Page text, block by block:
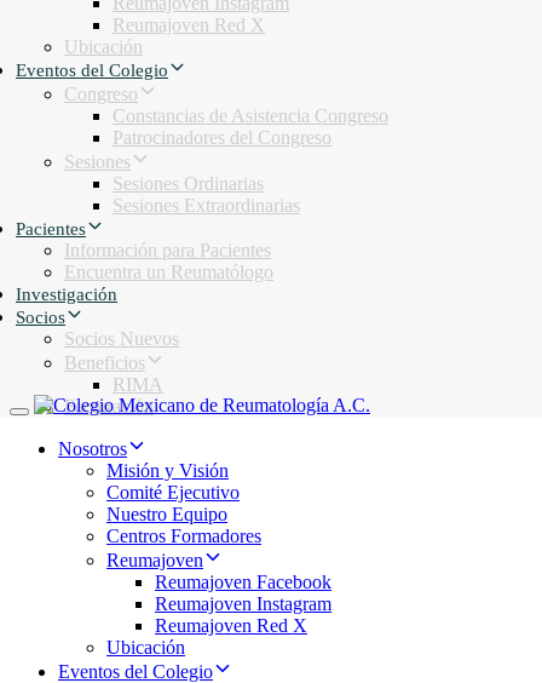
Reumajoven Red X
Ubicación
Eventos del Colegio
Congreso
Constancias de Asistencia Congreso
Patrocinadores del Congreso
Sesiones
Sesiones Ordinarias
Sesiones Extraordinarias
Pacientes
Información para Pacientes
Encuentra un Reumatólogo
Investigación
Socios
Socios Nuevos
Beneficios
RIMA
Facturación
Toggle navigation
Nosotros
Misión y Visión
Comité Ejecutivo
Nuestro Equipo
Centros Formadores
Reumajoven
Reumajoven Facebook
Reumajoven Instagram
Reumajoven Red X
Ubicación
Eventos del Colegio